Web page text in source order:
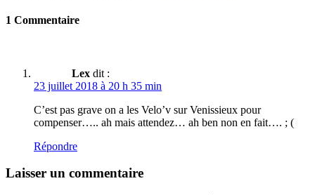
1 Commentaire
Lex dit :
23 juillet 2018 à 20 h 35 min
C’est pas grave on a les Velo’v sur Venissieux pour
compenser….. ah mais attendez… ah ben non en fait…. ; (
Répondre
Laisser un commentaire